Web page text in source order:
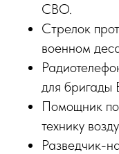
СВО.
Стрелок
военном
для бригады
Помощник
технику
Разведчик-